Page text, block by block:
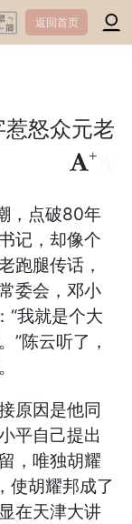
返回首页
怒众元老
+
，点破80年
记，却像个
跑腿传话，
委会，邓小
“我就是个大
”陈云听了，
原因是他同
平自己提出
，唯独胡耀
使胡耀邦成了
在天津大讲